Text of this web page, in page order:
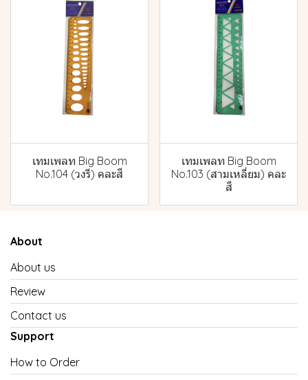
เทมเพลท Big Boom
No.104 (วงรี) คละสี
เทมเพลท Big Boom
No.103 (สามเหลี่ยม) คละ
สี
About
About us
Review
Contact us
Support
How to Order